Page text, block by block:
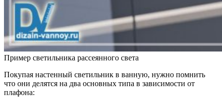
Пример светильника рассеянного света
Покупая настенный светильник в ванную, нужно помнить
что они делятся на два основных типа в зависимости от
плафона: